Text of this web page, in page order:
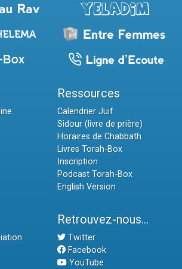
Ressources
Calendrier Juif
Sidour (livre de prière)
Horaires de Chabbath
Livres Torah-Box
Inscription
Podcast Torah-Box
English Version
Retrouvez-nous...
Twitter
Facebook
YouTube